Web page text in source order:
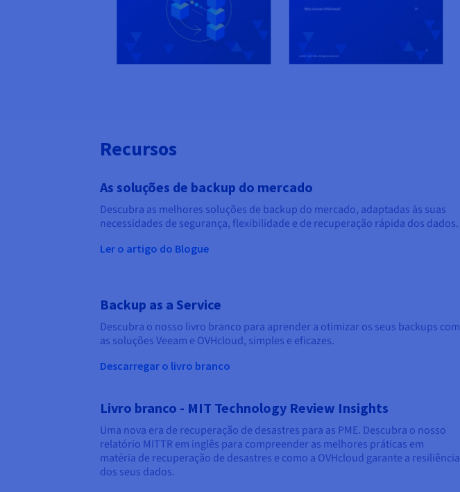
Recursos
As soluções de backup do mercado
Descubra as melhores soluções de backup do mercado, adaptadas às suas
necessidades de segurança, flexibilidade e de recuperação rápida dos dados.
Ler o artigo do Blogue
Backup as a Service
Descubra o nosso livro branco para aprender a otimizar os seus backups com
as soluções Veeam e OVHcloud, simples e eficazes.
Descarregar o livro branco
Livro branco - MIT Technology Review Insights
Uma nova era de recuperação de desastres para as PME. Descubra o nosso
relatório MITTR em inglês para compreender as melhores práticas em
matéria de recuperação de desastres e como a OVHcloud garante a resiliência
dos seus dados.